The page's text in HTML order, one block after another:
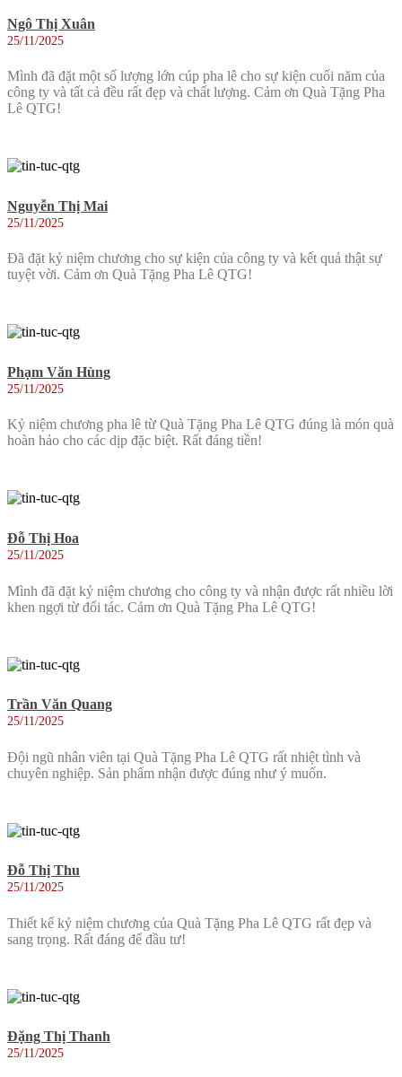
Ngô Thị Xuân
25/11/2025
Mình đã đặt một số lượng lớn cúp pha lê cho sự kiện cuối năm của
công ty và tất cả đều rất đẹp và chất lượng. Cảm ơn Quà Tặng Pha
Lê QTG!
Nguyễn Thị Mai
25/11/2025
Đã đặt kỷ niệm chương cho sự kiện của công ty và kết quả thật sự
tuyệt vời. Cảm ơn Quà Tặng Pha Lê QTG!
Phạm Văn Hùng
25/11/2025
Kỷ niệm chương pha lê từ Quà Tặng Pha Lê QTG đúng là món quà
hoàn hảo cho các dịp đặc biệt. Rất đáng tiền!
Đỗ Thị Hoa
25/11/2025
Mình đã đặt kỷ niệm chương cho công ty và nhận được rất nhiều lời
khen ngợi từ đối tác. Cảm ơn Quà Tặng Pha Lê QTG!
Trần Văn Quang
25/11/2025
Đội ngũ nhân viên tại Quà Tặng Pha Lê QTG rất nhiệt tình và
chuyên nghiệp. Sản phẩm nhận được đúng như ý muốn.
Đỗ Thị Thu
25/11/2025
Thiết kế kỷ niệm chương của Quà Tặng Pha Lê QTG rất đẹp và
sang trọng. Rất đáng để đầu tư!
Đặng Thị Thanh
25/11/2025